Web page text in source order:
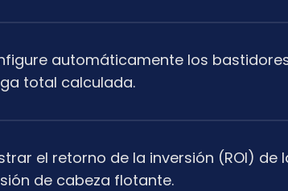
automáticamente los
total calculada.
el retorno de la inversión (ROI)
de cabeza flotante.